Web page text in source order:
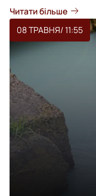
Читати більше
08 ТРАВНЯ/ 11:55